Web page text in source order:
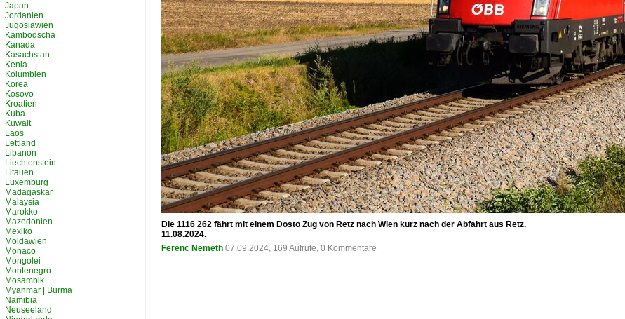
Die 1116 262 fährt mit einem Dosto Zug von Retz nach Wien kurz nach der Abfahrt aus Retz.
11.08.2024.
Ferenc Nemeth 07.09.2024, 169 Aufrufe, 0 Kommentare
Japan
Jordanien
Jugoslawien
Kambodscha
Kanada
Kasachstan
Kenia
Kolumbien
Korea
Kosovo
Kroatien
Kuba
Kuwait
Laos
Lettland
Libanon
Liechtenstein
Litauen
Luxemburg
Madagaskar
Malaysia
Marokko
Mazedonien
Mexiko
Moldawien
Monaco
Mongolei
Montenegro
Mosambik
Myanmar | Burma
Namibia
Neuseeland